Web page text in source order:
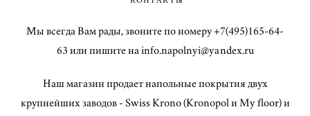
Мы всегда Вам рады, звоните по номеру +7(495)165-64-
63 или пишите на info.napolnyi@yandex.ru
Наш магазин продает напольные покрытия двух
крупнейших заводов - Swiss Krono (Kronopol и My floor) и